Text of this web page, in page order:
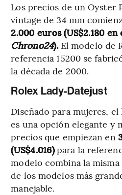
Los precios de un Oyster
vintage de 34 mm
2.000 euros (US$2.180
Chrono24).El modelo de
referencia 15200 se
la década de 2000.
Rolex Lady-Datejust
Diseñado para mujeres, el
es una opción elegante y
precios que empiezan en
(US$4.016)para la
modelo combina la
de los modelos más
manejable.